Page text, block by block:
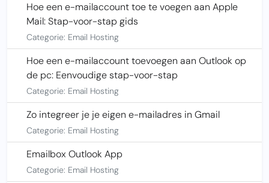
Hoe een e-mailaccount toe te voegen aan Apple
Mail: Stap-voor-stap gids
Categorie: Email Hosting
Hoe een e-mailaccount toevoegen aan Outlook op
de pc: Eenvoudige stap-voor-stap
Categorie: Email Hosting
Zo integreer je je eigen e-mailadres in Gmail
Categorie: Email Hosting
Emailbox Outlook App
Categorie: Email Hosting